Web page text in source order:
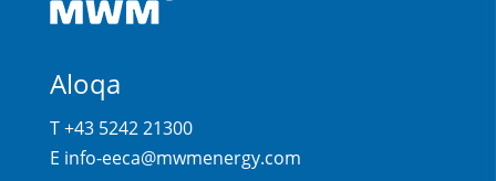
Aloqa
T +43 5242 21300
E info-eeca@mwmenergy.com